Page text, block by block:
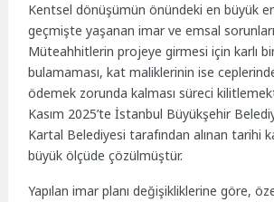
Kentsel dönüşümün önündeki en büyük
geçmişte yaşanan imar ve emsal
Müteahhitlerin projeye girmesi için karlı
bulamaması, kat maliklerinin ise
ödemek zorunda kalması süreci
Kasım 2025’te İstanbul Büyükşehir
Kartal Belediyesi tarafından alınan tarihi
büyük ölçüde çözülmüştür.
Yapılan imar planı değişikliklerine göre,